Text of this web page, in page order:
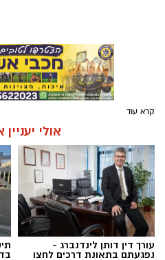
קרא עוד
אולי
עורך דין דותן לינדנברג -
נפגעתם בתאונת דרכים לחצו